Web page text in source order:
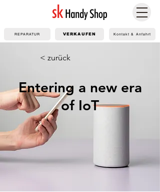
VERKAUFEN
REPARATUR Kontakt & Anfahrt
< zurück
Entering a new era
of IoT